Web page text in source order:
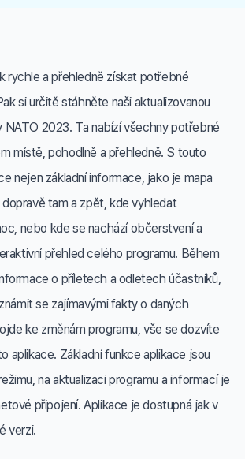
rychle a přehledně získat potřebné
si určitě stáhněte naši aktualizovanou
NATO 2023. Ta nabízí všechny potřebné
místě, pohodlně a přehledně. S touto
nejen základní informace, jako je mapa
tam a zpět, kde vyhledat
nebo kde se nachází občerstvení a
přehled celého programu. Během
o příletech a odletech účastníků,
se zajímavými fakty o daných
ke změnám programu, vše se dozvíte
aplikace. Základní funkce aplikace jsou
na aktualizaci programu a informací je
připojení. Aplikace je dostupná jak v
verzi.